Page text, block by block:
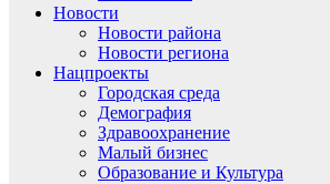
Новости
Новости района
Новости региона
Нацпроекты
Городская среда
Демография
Здравоохранение
Малый бизнес
Образование и Культура